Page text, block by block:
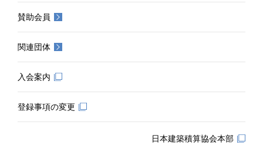
賛助会員
関連団体
入会案内
登録事項の変更
日本建築積算協会本部